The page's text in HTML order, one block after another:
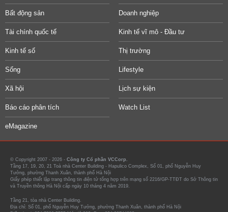
Bất động sản Doanh nghiệp
Tài chính quốc tế Kinh tế vĩ mô - Đầu tư
Kinh tế số Thị trường
Sống Lifestyle
Xã hội Lịch sự kiện
Báo cáo phân tích Watch List
eMagazine
© Copyright 2007 - 2026 - Công ty Cổ phần VCCorp.
Tầng 17, 19, 20, 21 Toà nhà Center Building - Hapulico Complex, Số 01, phố Nguyễn Huy
Tưởng, phường Thanh Xuân, thành phố Hà Nội
Giấy phép thiết lập trang thông tin điện tử tổng hợp trên mạng số 2216/GP-TTĐT do Sở Thông tin
và Truyền thông Hà Nội cấp ngày 10 tháng 4 năm 2019.
Tầng 21, tòa nhà Center Building.
Địa chỉ: Số 01, phố Nguyễn Huy Tưởng, phường Thanh Xuân, thành phố Hà Nội